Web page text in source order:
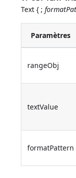
Text { ;
Paramètres
rangeObj
textValue
formatPattern